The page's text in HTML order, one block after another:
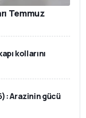
Temmuz
kollarını
Arazinin gücü